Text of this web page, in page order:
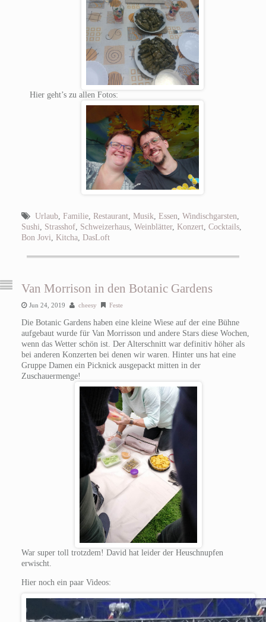
Hier geht’s zu allen Fotos:
Urlaub, Familie, Restaurant, Musik, Essen, Windischgarsten,
Sushi, Strasshof, Schweizerhaus, Weinblätter, Konzert, Cocktails,
Bon Jovi, Kitcha, DasLoft
Van Morrison in den Botanic Gardens
Jun 24, 2019 cheesy Feste
Die Botanic Gardens haben eine kleine Wiese auf der eine Bühne
aufgebaut wurde für Van Morrisson und andere Stars diese Wochen,
wenn das Wetter schön ist. Der Alterschnitt war definitiv höher als
bei anderen Konzerten bei denen wir waren. Hinter uns hat eine
Gruppe Damen ein Picknick ausgepackt mitten in der
Zuschauermenge!
War super toll trotzdem! David hat leider der Heuschnupfen
erwischt.
Hier noch ein paar Videos: